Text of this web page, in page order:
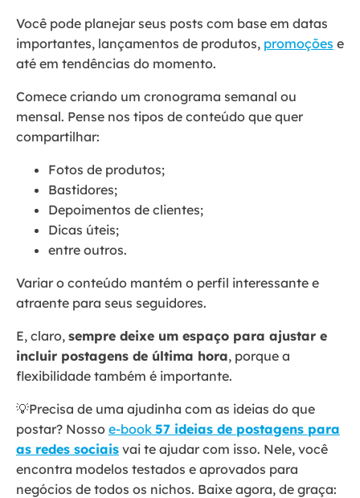
Você pode planejar seus posts com base em datas
importantes, lançamentos de produtos, promoções e
até em tendências do momento.
Comece criando um cronograma semanal ou
mensal. Pense nos tipos de conteúdo que quer
compartilhar:
Fotos de produtos;
Bastidores;
Depoimentos de clientes;
Dicas úteis;
entre outros.
Variar o conteúdo mantém o perfil interessante e
atraente para seus seguidores.
E, claro, sempre deixe um espaço para ajustar e
incluir postagens de última hora, porque a
flexibilidade também é importante.
💡Precisa de uma ajudinha com as ideias do que
postar? Nosso e-book 57 ideias de postagens para
as redes sociais vai te ajudar com isso. Nele, você
encontra modelos testados e aprovados para
negócios de todos os nichos. Baixe agora, de graça: